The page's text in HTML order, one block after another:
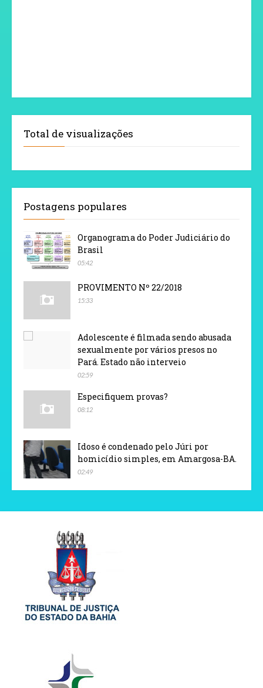
Total de visualizações
Postagens populares
Organograma do Poder Judiciário do
Brasil
05:42
PROVIMENTO Nº 22/2018
15:33
Adolescente é filmada sendo abusada
sexualmente por vários presos no
Pará. Estado não interveio
02:59
Especifiquem provas?
08:12
Idoso é condenado pelo Júri por
homicídio simples, em Amargosa-BA.
02:49